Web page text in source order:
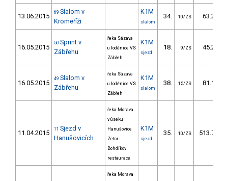
13.06.2015 69 Slalom v
Kromeříži
K1M
slalom
34. 10/ZS 63.20
16.05.2015
50 Sprint v
Zábřehu
řeka Sázava
u loděnice VS
Zábřeh
K1M
sjezd
18. 9/ZS 45.20
16.05.2015
49 Slalom v
Zábřehu
řeka Sázava
u loděnice VS
Zábřeh
K1M
slalom
38. 15/ZS 81.10
11.04.2015 11 Sjezd v
Hanušovicích
řeka Morava
v úseku
Hanušovice
Zetor-
Bohdíkov
restaurace
K1M
sjezd
35. 10/ZS 513.70
řeka Morava